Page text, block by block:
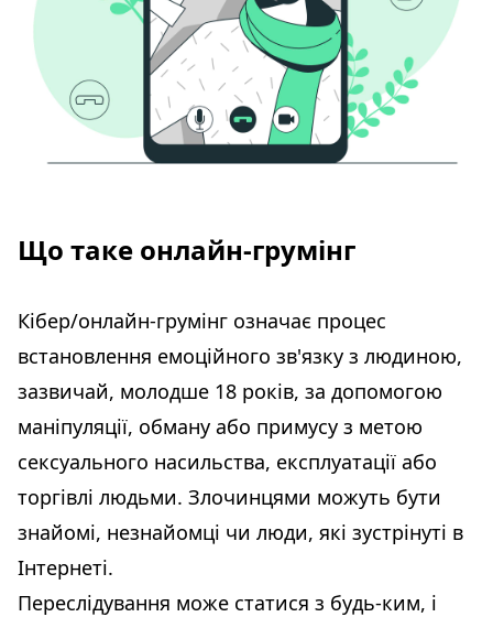
Що таке онлайн-грумінг
Кібер/онлайн-грумінг означає процес
встановлення емоційного зв'язку з людиною,
зазвичай, молодше 18 років, за допомогою
маніпуляції, обману або примусу з метою
сексуального насильства, експлуатації або
торгівлі людьми. Злочинцями можуть бути
знайомі, незнайомці чи люди, які зустрінуті в
Інтернеті.
Переслідування може статися з будь-ким, і